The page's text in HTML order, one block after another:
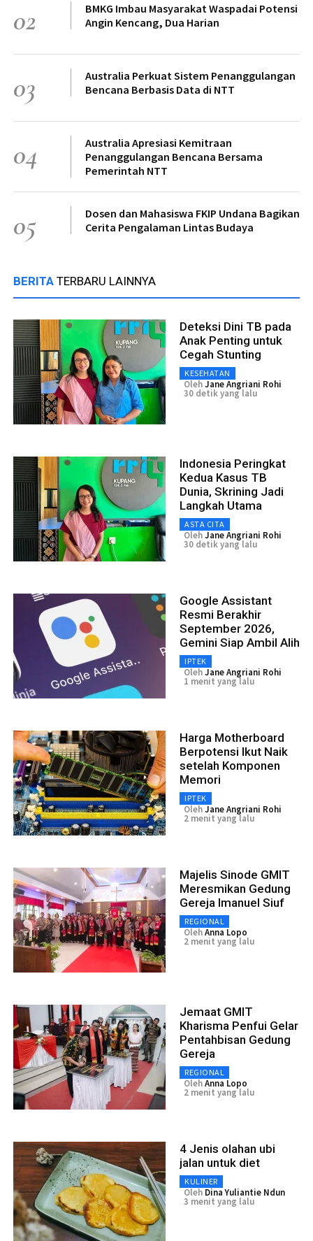
02
BMKG Imbau Masyarakat Waspadai Potensi
Angin Kencang, Dua Harian
03
Australia Perkuat Sistem Penanggulangan
Bencana Berbasis Data di NTT
04
Australia Apresiasi Kemitraan
Penanggulangan Bencana Bersama
Pemerintah NTT
05
Dosen dan Mahasiswa FKIP Undana Bagikan
Cerita Pengalaman Lintas Budaya
BERITA TERBARU LAINNYA
Deteksi Dini TB pada
Anak Penting untuk
Cegah Stunting
KESEHATAN
OlehJane Angriani Rohi
30 detik yang lalu
Indonesia Peringkat
Kedua Kasus TB
Dunia, Skrining Jadi
Langkah Utama
ASTA CITA
OlehJane Angriani Rohi
30 detik yang lalu
Google Assistant
Resmi Berakhir
September 2026,
Gemini Siap Ambil Alih
IPTEK
OlehJane Angriani Rohi
1 menit yang lalu
Harga Motherboard
Berpotensi Ikut Naik
setelah Komponen
Memori
IPTEK
OlehJane Angriani Rohi
2 menit yang lalu
Majelis Sinode GMIT
Meresmikan Gedung
Gereja Imanuel Siuf
REGIONAL
OlehAnna Lopo
2 menit yang lalu
Jemaat GMIT
Kharisma Penfui Gelar
Pentahbisan Gedung
Gereja
REGIONAL
OlehAnna Lopo
2 menit yang lalu
4 Jenis olahan ubi
jalan untuk diet
KULINER
Oleh Dina Yuliantie Ndun
3 menit yang lalu